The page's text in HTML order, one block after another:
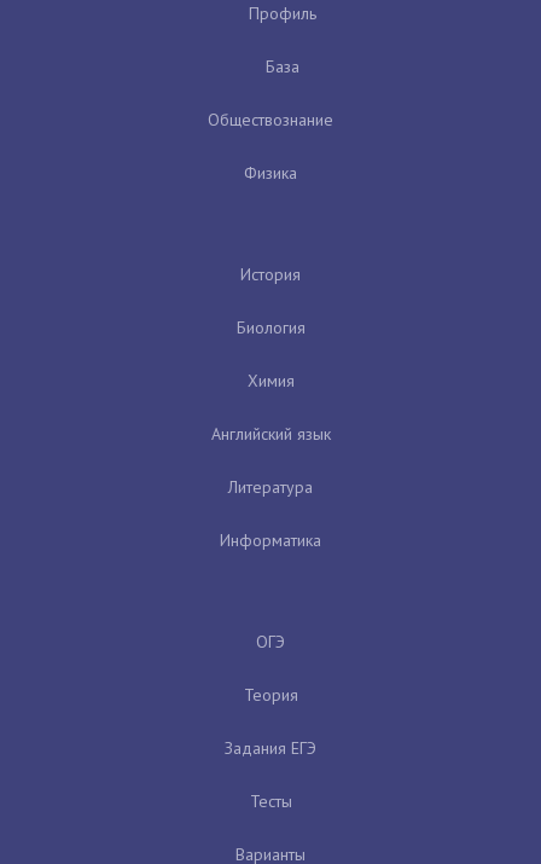
Профиль
База
Обществознание
Физика
История
Биология
Химия
Английский язык
Литература
Информатика
ОГЭ
Теория
Задания ЕГЭ
Тесты
Варианты